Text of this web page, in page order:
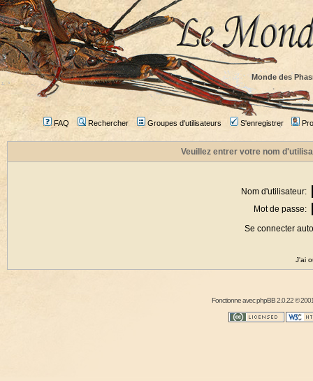
Monde des
FAQ Rechercher Groupes d'utilisateurs S'enregistrer
Veuillez entrer votre nom
Nom d'utilisateur:
Mot de passe:
Se connecter
J'ai
Fonctionne avecphpBB2.0.22 ©